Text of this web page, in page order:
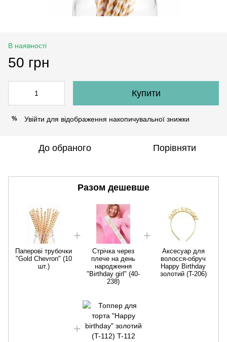
В наявності
50 грн
Купити
% Увійти для відображення накопичувальної знижки
До обраного Порівняти
Разом дешевше
Паперові трубочки
"Gold Chevron" (10
шт.)
Стрічка через
плече на день
народження
"Birthday girl" (40-
238)
Аксесуар для
волосся-обруч
Happy Birthday
золотий (T-206)